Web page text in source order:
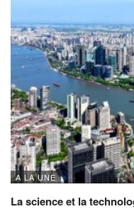
A LA UNE
La science et la